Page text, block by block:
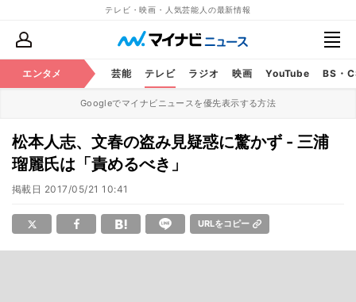
テレビ・映画・人気芸能人の最新情報
エンタメ 芸能 テレビ ラジオ 映画 YouTube BS・
Googleでマイナビニュースを優先表示する方法
松本人志、文春の盗み見疑惑に驚かず - 三浦
瑠麗氏は「責めるべき」
掲載日 2017/05/21 10:41
URLをコピー